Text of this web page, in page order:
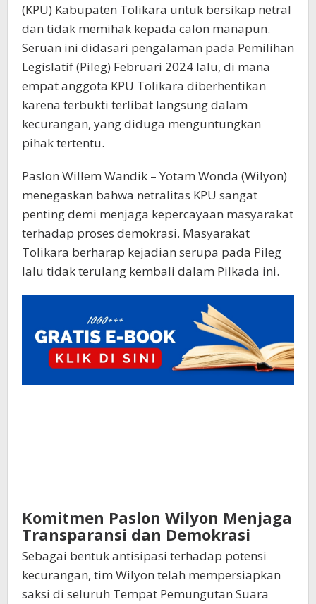
(KPU) Kabupaten Tolikara untuk bersikap netral
dan tidak memihak kepada calon manapun.
Seruan ini didasari pengalaman pada Pemilihan
Legislatif (Pileg) Februari 2024 lalu, di mana
empat anggota KPU Tolikara diberhentikan
karena terbukti terlibat langsung dalam
kecurangan, yang diduga menguntungkan
pihak tertentu.
Paslon Willem Wandik – Yotam Wonda (Wilyon)
menegaskan bahwa netralitas KPU sangat
penting demi menjaga kepercayaan masyarakat
terhadap proses demokrasi. Masyarakat
Tolikara berharap kejadian serupa pada Pileg
lalu tidak terulang kembali dalam Pilkada ini.
Komitmen Paslon Wilyon Menjaga
Transparansi dan Demokrasi
Sebagai bentuk antisipasi terhadap potensi
kecurangan, tim Wilyon telah mempersiapkan
saksi di seluruh Tempat Pemungutan Suara